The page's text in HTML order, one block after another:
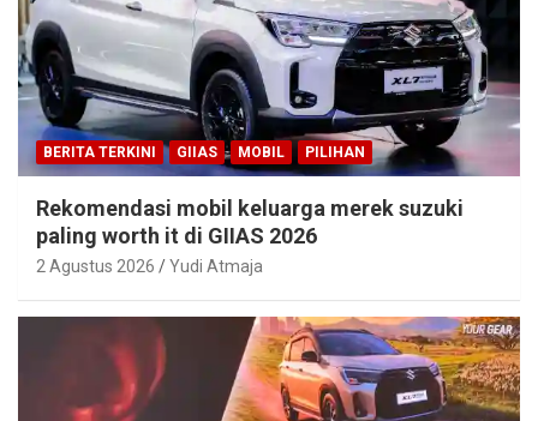
BERITA TERKINI GIIAS MOBIL PILIHAN
Rekomendasi mobil keluarga merek suzuki
paling worth it di GIIAS 2026
2 Agustus 2026 Yudi Atmaja